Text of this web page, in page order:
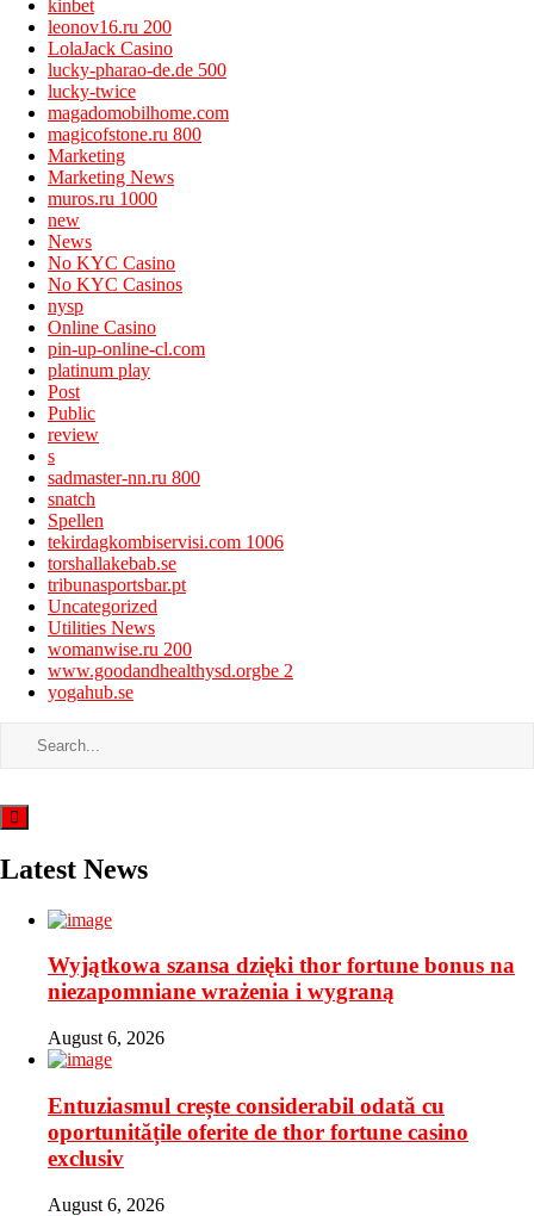
kinbet
leonov16.ru 200
LolaJack Casino
lucky-pharao-de.de 500
lucky-twice
magadomobilhome.com
magicofstone.ru 800
Marketing
Marketing News
muros.ru 1000
new
News
No KYC Casino
No KYC Casinos
nysp
Online Casino
pin-up-online-cl.com
platinum play
Post
Public
review
s
sadmaster-nn.ru 800
snatch
Spellen
tekirdagkombiservisi.com 1006
torshallakebab.se
tribunasportsbar.pt
Uncategorized
Utilities News
womanwise.ru 200
www.goodandhealthysd.orgbe 2
yogahub.se
Latest News
Wyjątkowa szansa dzięki thor fortune bonus na
niezapomniane wrażenia i wygraną
August 6, 2026
Entuziasmul crește considerabil odată cu
oportunitățile oferite de thor fortune casino
exclusiv
August 6, 2026